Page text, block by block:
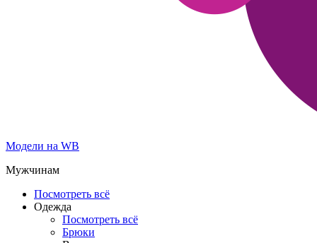
Модели на WB
Мужчинам
Посмотреть всё
Одежда
Посмотреть всё
Брюки